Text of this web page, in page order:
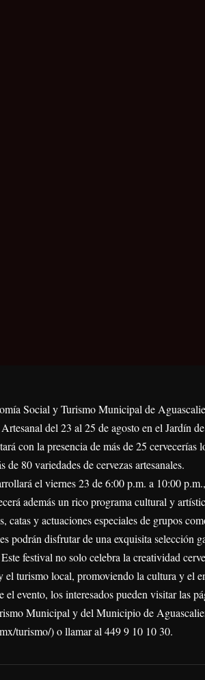
Social y Turismo Municipal de
del 23 al 25 de agosto en el Jardín
con la presencia de más de 25 cervecerías
de 80 variedades de cervezas artesanales.
el viernes 23 de 6:00 p.m. a 10:00
además un rico programa cultural y
catas y actuaciones especiales de grupos
podrán disfrutar de una exquisita selección
festival no solo celebra la creatividad
el turismo local, promoviendo la cultura y el
el evento, los interesados pueden visitar las
Municipal y del Municipio de
turismo/) o llamar al 449 9 10 10 30.